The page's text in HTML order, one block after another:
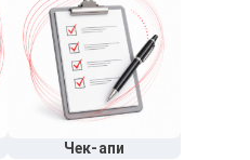
Чек-апи